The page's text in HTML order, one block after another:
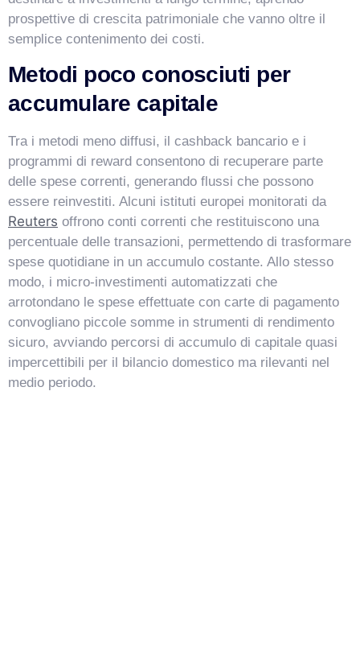
prospettive di crescita patrimoniale che vanno oltre il
semplice contenimento dei costi.
Metodi poco conosciuti per
accumulare capitale
Tra i metodi meno diffusi, il cashback bancario e i
programmi di reward consentono di recuperare parte
delle spese correnti, generando flussi che possono
essere reinvestiti. Alcuni istituti europei monitorati da
Reuters offrono conti correnti che restituiscono una
percentuale delle transazioni, permettendo di trasformare
spese quotidiane in un accumulo costante. Allo stesso
modo, i micro-investimenti automatizzati che
arrotondano le spese effettuate con carte di pagamento
convogliano piccole somme in strumenti di rendimento
sicuro, avviando percorsi di accumulo di capitale quasi
impercettibili per il bilancio domestico ma rilevanti nel
medio periodo.